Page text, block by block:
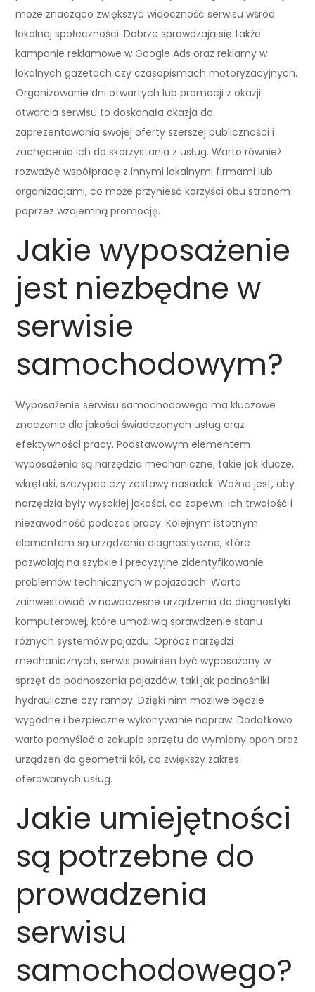
może znacząco zwiększyć widoczność serwisu wśród
lokalnej społeczności. Dobrze sprawdzają się także
kampanie reklamowe w Google Ads oraz reklamy w
lokalnych gazetach czy czasopismach motoryzacyjnych.
Organizowanie dni otwartych lub promocji z okazji
otwarcia serwisu to doskonała okazja do
zaprezentowania swojej oferty szerszej publiczności i
zachęcenia ich do skorzystania z usług. Warto również
rozważyć współpracę z innymi lokalnymi firmami lub
organizacjami, co może przynieść korzyści obu stronom
poprzez wzajemną promocję.
Jakie wyposażenie
jest niezbędne w
serwisie
samochodowym?
Wyposażenie serwisu samochodowego ma kluczowe
znaczenie dla jakości świadczonych usług oraz
efektywności pracy. Podstawowym elementem
wyposażenia są narzędzia mechaniczne, takie jak klucze,
wkrętaki, szczypce czy zestawy nasadek. Ważne jest, aby
narzędzia były wysokiej jakości, co zapewni ich trwałość i
niezawodność podczas pracy. Kolejnym istotnym
elementem są urządzenia diagnostyczne, które
pozwalają na szybkie i precyzyjne zidentyfikowanie
problemów technicznych w pojazdach. Warto
zainwestować w nowoczesne urządzenia do diagnostyki
komputerowej, które umożliwią sprawdzenie stanu
różnych systemów pojazdu. Oprócz narzędzi
mechanicznych, serwis powinien być wyposażony w
sprzęt do podnoszenia pojazdów, taki jak podnośniki
hydrauliczne czy rampy. Dzięki nim możliwe będzie
wygodne i bezpieczne wykonywanie napraw. Dodatkowo
warto pomyśleć o zakupie sprzętu do wymiany opon oraz
urządzeń do geometrii kół, co zwiększy zakres
oferowanych usług.
Jakie umiejętności
są potrzebne do
prowadzenia
serwisu
samochodowego?